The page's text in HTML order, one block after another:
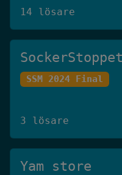
14 lösare
SockerStoppet
SSM 2024 Final
3 lösare
Yam store